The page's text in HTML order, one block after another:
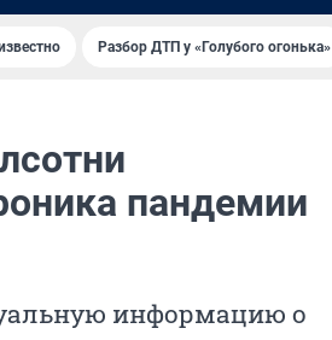
Разбор ДТП у «Голубого огонька»
пандемии
информацию о